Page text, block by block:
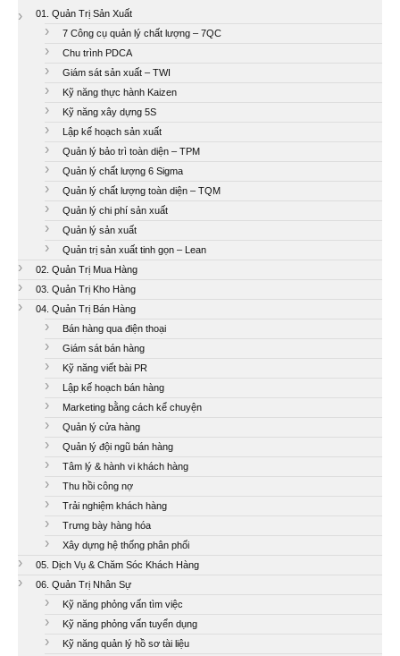
01. Quản Trị Sản Xuất
7 Công cụ quản lý chất lượng – 7QC
Chu trình PDCA
Giám sát sản xuất – TWI
Kỹ năng thực hành Kaizen
Kỹ năng xây dựng 5S
Lập kế hoạch sản xuất
Quản lý bảo trì toàn diện – TPM
Quản lý chất lượng 6 Sigma
Quản lý chất lượng toàn diện – TQM
Quản lý chi phí sản xuất
Quản lý sản xuất
Quản trị sản xuất tinh gọn – Lean
02. Quản Trị Mua Hàng
03. Quản Trị Kho Hàng
04. Quản Trị Bán Hàng
Bán hàng qua điện thoại
Giám sát bán hàng
Kỹ năng viết bài PR
Lập kế hoạch bán hàng
Marketing bằng cách kể chuyện
Quản lý cửa hàng
Quản lý đội ngũ bán hàng
Tâm lý & hành vi khách hàng
Thu hồi công nợ
Trải nghiệm khách hàng
Trưng bày hàng hóa
Xây dựng hệ thống phân phối
05. Dịch Vụ & Chăm Sóc Khách Hàng
06. Quản Trị Nhân Sự
Kỹ năng phỏng vấn tìm việc
Kỹ năng phỏng vấn tuyển dụng
Kỹ năng quản lý hồ sơ tài liệu